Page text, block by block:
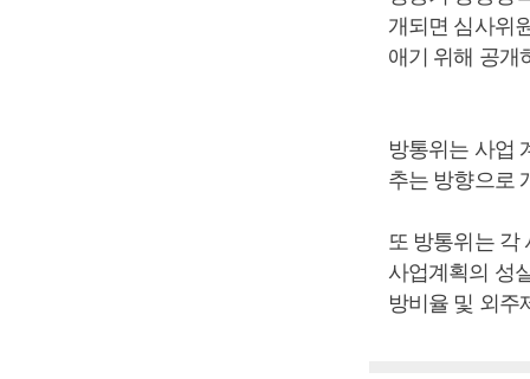
개되면 심사위
애기 위해 공개
방통위는 사업
추는 방향으로
또 방통위는 각
사업계획의 성
방비율 및 외주